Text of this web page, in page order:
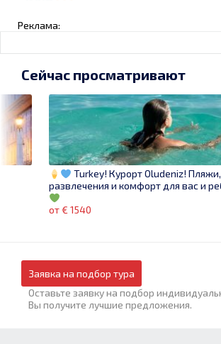
Реклама:
Сейчас просматривают
Turkey! Курорт Oludeniz! Пляжи,
развлечения и комфорт для вас и
от € 1540
Заявка на подбор тура
Оставьте заявку на подбор
Вы получите лучшие предложения.